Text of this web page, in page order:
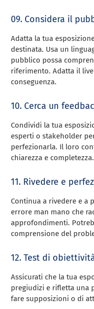
09. Considera il
Adatta la tua
destinata. Usa un
pubblico possa
riferimento. Adatta il
conseguenza.
10. Cerca un
Condividi la tua
esperti o stakeholder
perfezionarla. Il loro
chiarezza e completezza.
11. Rivedere e
Continua a rivedere e a
errore man mano che
approfondimenti.
comprensione del
12. Test di
Assicurati che la tua
pregiudizi e rifletta una
fare supposizioni o di